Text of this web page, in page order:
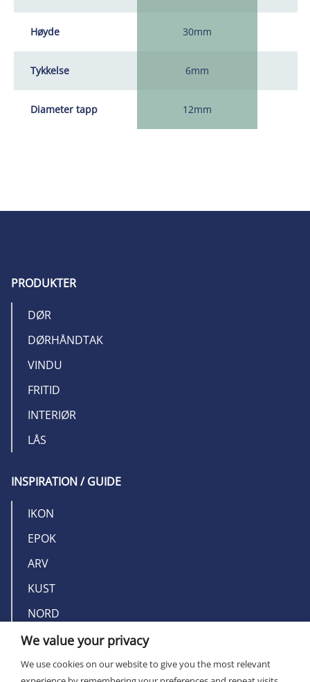
Høyde
Tykkelse
Diameter tapp
30mm
6mm
12mm
PRODUKTER
DØR
DØRHÅNDTAK
VINDU
FRITID
INTERIØR
LÅS
INSPIRATION / GUIDE
IKON
EPOK
ARV
KUST
NORD
We value your privacy
We use cookies on our website to give you the most relevant